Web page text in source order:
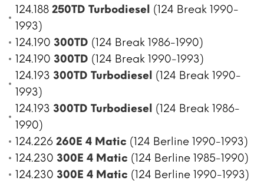
124.188 250TD Turbodiesel (124 Break 1990-
1993)
124.190 300TD (124 Break 1986-1990)
124.190 300TD (124 Break 1990-1993)
124.193 300TD Turbodiesel (124 Break 1990-
1993)
124.193 300TD Turbodiesel (124 Break 1986-
1990)
124.226 260E 4 Matic (124 Berline 1990-1993)
124.230 300E 4 Matic (124 Berline 1985-1990)
124.230 300E 4 Matic (124 Berline 1990-1993)